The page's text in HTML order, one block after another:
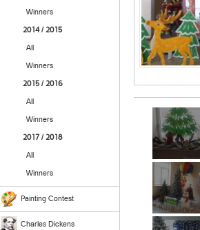
Winners
2014 / 2015
All
Winners
2015 / 2016
All
Winners
2017 / 2018
All
Winners
Painting Contest
Charles Dickens